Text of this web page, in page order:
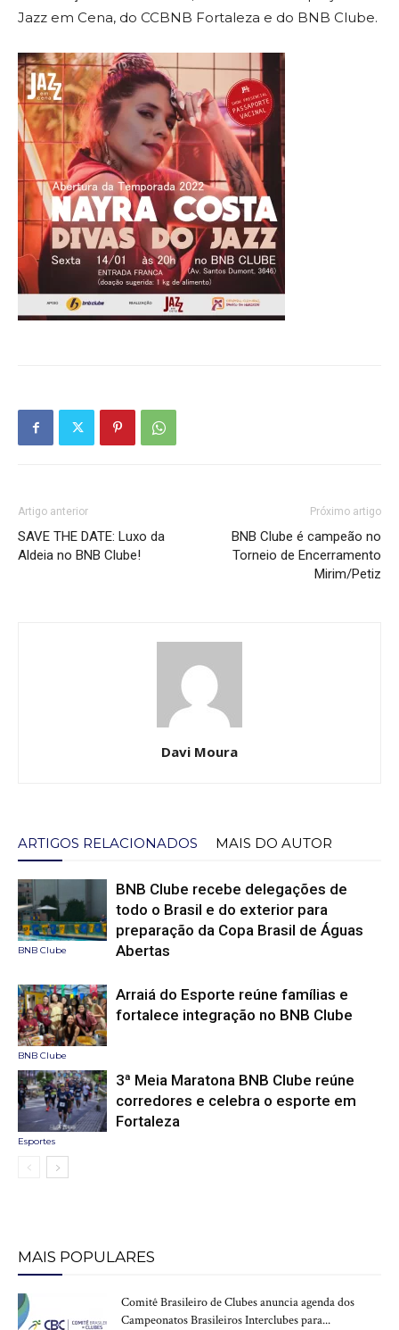
Jazz em Cena, do CCBNB Fortaleza e do BNB Clube.
Artigo anterior
SAVE THE DATE: Luxo da
Aldeia no BNB Clube!
Próximo artigo
BNB Clube é campeão no
Torneio de Encerramento
Mirim/Petiz
Davi Moura
ARTIGOS RELACIONADOS MAIS DO AUTOR
BNB Clube
BNB Clube recebe delegações de
todo o Brasil e do exterior para
preparação da Copa Brasil de Águas
Abertas
BNB Clube
Arraiá do Esporte reúne famílias e
fortalece integração no BNB Clube
Esportes
3ª Meia Maratona BNB Clube reúne
corredores e celebra o esporte em
Fortaleza
MAIS POPULARES
Comitê Brasileiro de Clubes anuncia agenda dos
Campeonatos Brasileiros Interclubes para...